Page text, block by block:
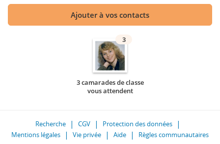
Ajouter à vos contacts
3
3 camarades de classe
vous attendent
Recherche CGV
Protection des données
Mentions légales
Vie privée Aide Règles communautaires